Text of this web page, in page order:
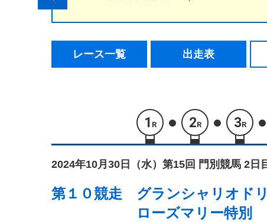
レース一覧 出走表
1 R 2R 3R
2024年10月30日（水） 第15回 門別競馬 2
第１０競走 グランシャリオド
ローズマリー特別